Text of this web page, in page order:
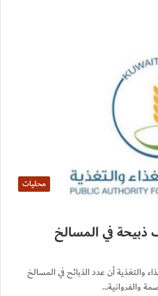
محليات
فقط رصد 114 ألف ذبيحة في المسالخ
والتغذية أن عدد الذبائح في المسالخ
والفروانية…